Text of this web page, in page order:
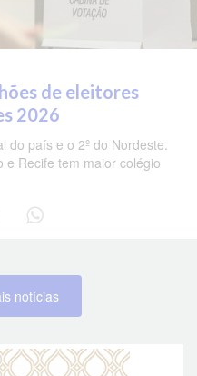
de eleitores
2026
do país e o 2º do Nordeste.
e Recife tem maior colégio
notícias